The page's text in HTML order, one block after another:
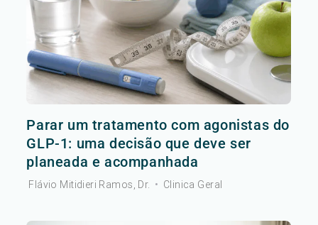
Parar um tratamento com agonistas do
GLP-1: uma decisão que deve ser
planeada e acompanhada
Flávio Mitidieri Ramos, Dr. • Clinica Geral